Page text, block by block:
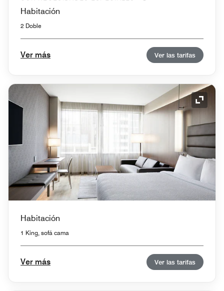
Habitación
2 Doble
Ver más Ver las tarifas
Icono
Habitación
1 King, sofá cama
Ver más Ver las tarifas